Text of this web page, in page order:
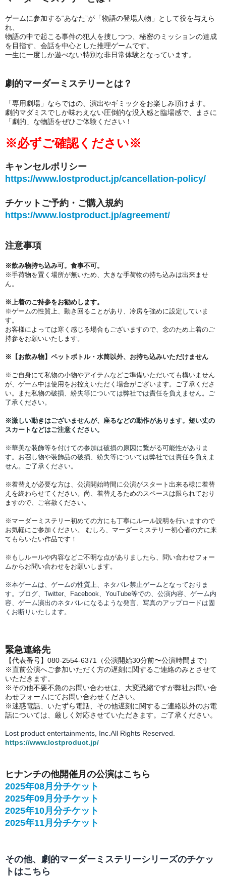
ゲームに参加する“あなた”が「物語の登場人物」として役を与えら
れ、
物語の中で起こる事件の犯人を捜しつつ、秘密のミッションの達成
を目指す、会話を中心とした推理ゲームです。
一生に一度しか遊べない特別な非日常体験となっています。
劇的マーダーミステリーとは？
「専用劇場」ならではの、演出やギミックをお楽しみ頂けます。
劇的マダミスでしか味わえない圧倒的な没入感と臨場感で、まさに
「劇的」な物語をぜひご体験ください！
※必ずご確認ください※
キャンセルポリシー
https://www.lostproduct.jp/cancellation-policy/
チケットご予約・ご購入規約
https://www.lostproduct.jp/agreement/
注意事項
※飲み物持ち込み可。食事不可。
※手荷物を置く場所が無いため、大きな手荷物の持ち込みは出来ませ
ん。
※上着のご持参をお勧めします。
※ゲームの性質上、動き回ることがあり、冷房を強めに設定していま
す。
お客様によっては寒く感じる場合もございますので、念のため上着のご
持参をお願いいたします。
※【お飲み物】ペットボトル・水筒以外、お持ち込みいただけません
※ご自身にて私物の小物やアイテムなどご準備いただいても構いません
が、ゲーム中は使用をお控えいただく場合がございます。ご了承くださ
い。また私物の破損、紛失等については弊社では責任を負えません。ご
了承ください。
※激しい動きはございませんが、座るなどの動作があります。短い丈の
スカートなどはご注意ください。
※華美な装飾等を付けての参加は破損の原因に繋がる可能性がありま
す。お召し物や装飾品の破損、紛失等については弊社では責任を負えま
せん。ご了承ください。
※着替えが必要な方は、公演開始時間に公演がスタート出来る様に着替
えを終わらせてください。尚、着替えるためのスペースは限られており
ますので、ご容赦ください。
※マーダーミステリー初めての方にも丁寧にルール説明を行いますので
お気軽にご参加ください。 むしろ、マーダーミステリー初心者の方に来
てもらいたい作品です！
※ もしルールや内容などご不明な点がありましたら、問い合わせフォー
ムからお問い合わせをお願いします。
※本ゲームは、ゲームの性質上、ネタバレ禁止ゲームとなっておりま
す。ブログ、Twitter、Facebook、YouTube等での、 公演内容、 ゲーム内
容、ゲーム演出のネタバレになるような発言、写真のアップロードは固
くお断りいたします。
緊急連絡先
【代表番号】080-2554-6371（公演開始30分前〜公演時間まで）
※直前公演へご参加いただく方の遅刻に関するご連絡のみとさせて
いただきます。
※その他不要不急のお問い合わせは、大変恐縮ですが弊社お問い合
わせフォームにてお問い合わせください。
※迷惑電話、いたずら電話、その他遅刻に関するご連絡以外のお電
話については、厳しく対応させていただきます。ご了承ください。
Lost product entertainments, Inc.All Rights Reserved.
https://www.lostproduct.jp/
ヒナンチの他開催月の公演はこちら
2025年08月分チケット
2025年09月分チケット
2025年10月分チケット
2025年11月分チケット
その他、劇的マーダーミステリーシリーズのチケッ
トはこちら